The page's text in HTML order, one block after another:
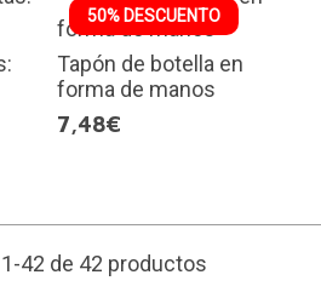
50% DESCUENTO
Tapón de botella en
forma de manos
7,48€
42 de 42 productos